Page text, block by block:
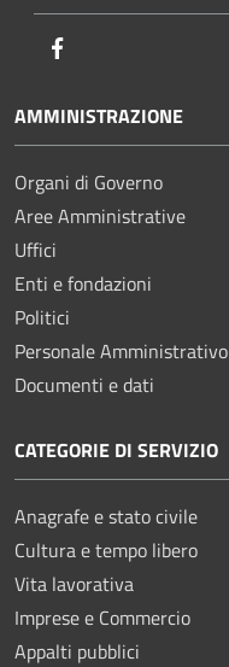
AMMINISTRAZIONE
Organi di Governo
Aree Amministrative
Uffici
Enti e fondazioni
Politici
Personale Amministrativo
Documenti e dati
CATEGORIE DI SERVIZIO
Anagrafe e stato civile
Cultura e tempo libero
Vita lavorativa
Imprese e Commercio
Appalti pubblici